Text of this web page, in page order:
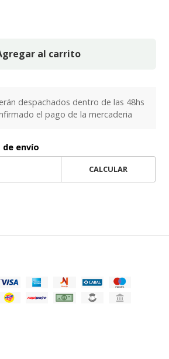
al carrito
despachados dentro de las 48hs
el pago de la mercaderia
de envío
CALCULAR